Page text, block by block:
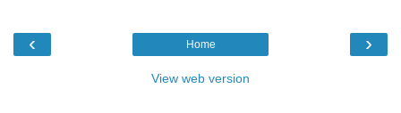
‹ ›
Home
View web version